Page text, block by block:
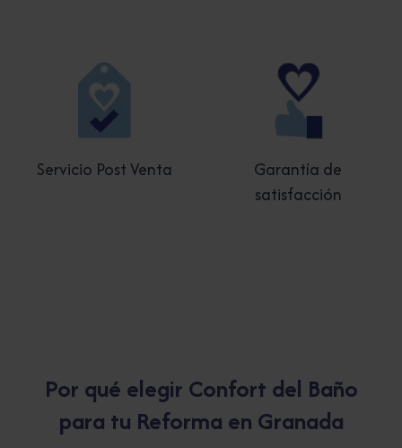
Servicio Post Venta
Garantía de
satisfacción
Por qué elegir Confort del Baño
para tu Reforma en Granada